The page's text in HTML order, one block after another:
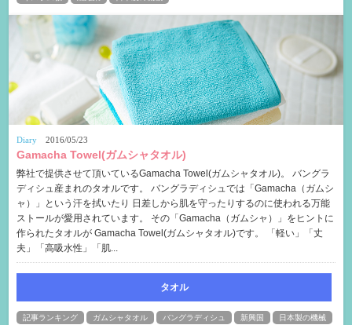
Diary 2016/05/23
Gamacha Towel(ガムシャタオル)
弊社で提供させて頂いているGamacha Towel(ガムシャタオル)。 バングラ
ディシュ産まれのタオルです。 バングラディシュでは「Gamacha（ガムシ
ャ）」という汗を拭いたり 日差しから肌を守ったりするのに使われる万能
ストールが愛用されています。 その「Gamacha（ガムシャ）」をヒントに
作られたタオルが Gamacha Towel(ガムシャタオル)です。 「軽い」「丈
夫」「高吸水性」「肌...
タオル
記事ランキング ガムシャタオル バングラディシュ 新興国 日本製の機械